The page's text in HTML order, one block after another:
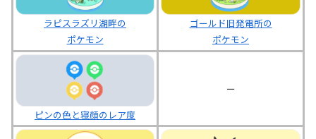
ラピスラズリ湖畔の
ポケモン
ゴールド旧発電所の
ポケモン
ピンの色と寝顔のレア度
ー